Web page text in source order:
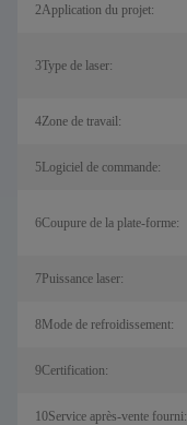
2Application du projet:
3Type de laser:
4Zone de travail:
5Logiciel de commande:
6Coupure de la plate-forme:
7Puissance laser:
8Mode de refroidissement:
9Certification:
10Service après-vente fourni: